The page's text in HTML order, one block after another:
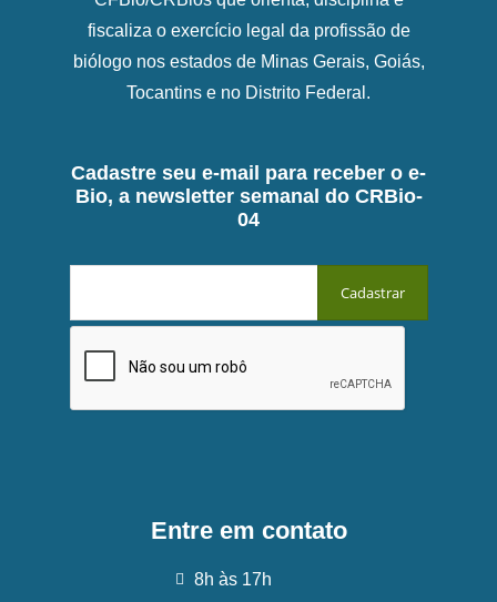
fiscaliza o exercício legal da profissão de
biólogo nos estados de Minas Gerais, Goiás,
Tocantins e no Distrito Federal.
Cadastre seu e-mail para receber o e-
Bio, a newsletter semanal do CRBio-
04
Entre em contato
8h às 17h